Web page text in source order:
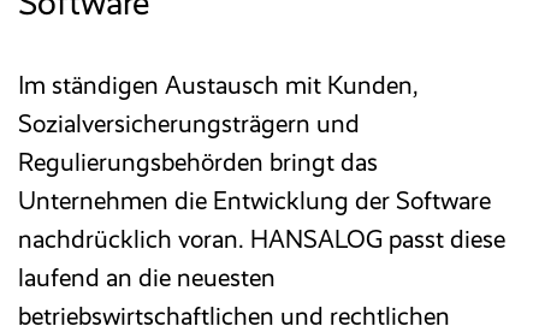
Im ständigen Austausch mit Kunden,
Sozialversicherungsträgern und
Regulierungsbehörden bringt das
Unternehmen die Entwicklung der Software
nachdrücklich voran. HANSALOG passt diese
laufend an die neuesten
betriebswirtschaftlichen und rechtlichen